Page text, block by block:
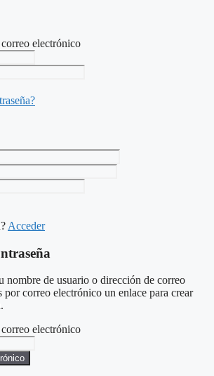
electrónico
Acceder
nombre de usuario o dirección de correo
correo electrónico un enlace para crear
electrónico